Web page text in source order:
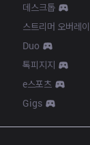
데스크톱
스트리머 오버레이
Duo
톡피지지
e스포츠
Gigs